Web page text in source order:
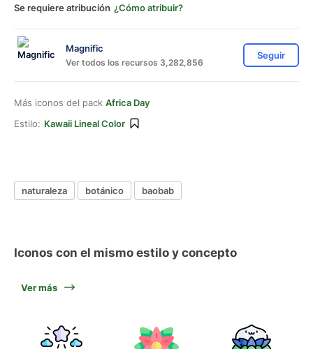
Se requiere atribución ¿Cómo atribuir?
Magnific
Ver todos los recursos 3,282,856
Seguir
Más iconos del pack Africa Day
Estilo: Kawaii Lineal Color
naturaleza botánico baobab
Iconos con el mismo estilo y concepto
Ver más